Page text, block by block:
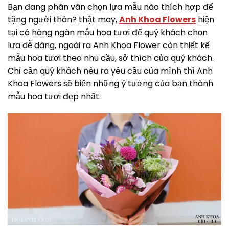
Bạn đang phân vân chọn lựa mẫu nào thích hợp để
tặng người thân? thật may,Anh Khoa Flowers hiện
tại có hàng ngàn mẫu hoa tươi để quý khách chọn
lựa dễ dàng, ngoài ra Anh Khoa Flower còn thiết kế
mẫu hoa tươi theo nhu cầu, sở thích của quý khách.
Chỉ cần quý khách nêu ra yêu cầu của mình thì Anh
Khoa Flowers sẽ biến những ý tưởng của bạn thành
mẫu hoa tươi đẹp nhất.